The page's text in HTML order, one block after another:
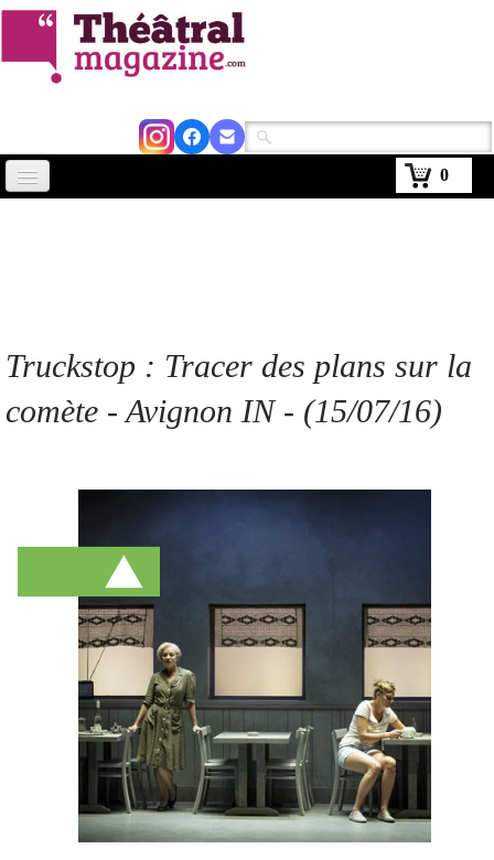
0
Truckstop : Tracer des plans sur la
comète - Avignon IN - (15/07/16)